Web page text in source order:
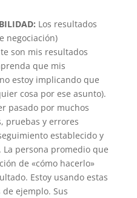
Los resultados
negociación)
son mis resultados
que mis
estoy implicando que
cosa por ese asunto).
pasado por muchos
pruebas y errores
establecido y
persona promedio que
de «cómo hacerlo»
Estoy usando estas
ejemplo. Sus